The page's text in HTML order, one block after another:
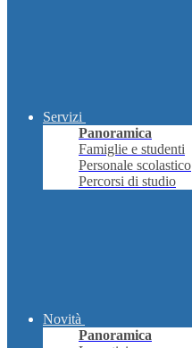
Servizi
Panoramica
Famiglie e studenti
Personale scolastico
Percorsi di studio
Novità
Panoramica